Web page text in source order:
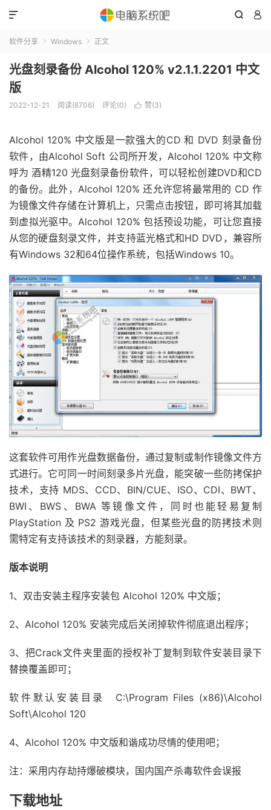
 

软件分享  Windows  正文
光盘刻录备份 Alcohol 120% v2.1.1.2201 中文
版
2022-12-21 阅读(8706) 评论(0)  赞(3)
Alcohol 120% 中文版是一款强大的CD 和 DVD 刻录备份
软件，由Alcohol Soft 公司所开发，Alcohol 120% 中文称
呼为 酒精120 光盘刻录备份软件，可以轻松创建DVD和CD
的备份。此外，Alcohol 120% 还允许您将最常用的 CD 作
为镜像文件存储在计算机上，只需点击按钮，即可将其加载
到虚拟光驱中。Alcohol 120% 包括预设功能，可让您直接
从您的硬盘刻录文件，并支持蓝光格式和HD DVD，兼容所
有Windows 32和64位操作系统，包括Windows 10。
这套软件可用作光盘数据备份，通过复制或制作镜像文件方
式进行。它可同一时间刻录多片光盘，能突破一些防拷保护
技术，支持 MDS、CCD、BIN/CUE、ISO、CDI、BWT、
BWI、BWS、BWA 等镜像文件，同时也能轻易复制
PlayStation 及 PS2 游戏光盘，但某些光盘的防拷技术则
需特定有支持该技术的刻录器，方能刻录。
版本说明
1、双击安装主程序安装包 Alcohol 120% 中文版；
2、Alcohol 120% 安装完成后关闭掉软件彻底退出程序；
3、把Crack文件夹里面的授权补丁复制到软件安装目录下
替换覆盖即可；
软件默认安装目录 C:\Program Files (x86)\Alcohol
Soft\Alcohol 120
4、Alcohol 120% 中文版和谐成功尽情的使用吧；
注：采用内存劫持爆破模块，国内国产杀毒软件会误报
下载地址